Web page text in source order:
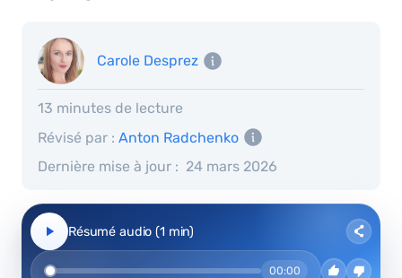
Carole Desprez
13 minutes de lecture
Dernière mise à jour : 24 mars 2026
Révisé par : Anton Radchenko
00:00
Résumé audio (1 min)